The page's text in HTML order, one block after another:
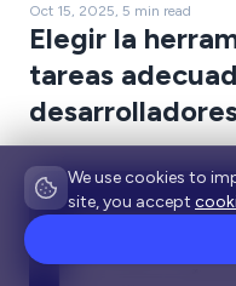
Oct 15, 2025, 5 min read
Elegir la
tareas
We use cookies to
site, you accept